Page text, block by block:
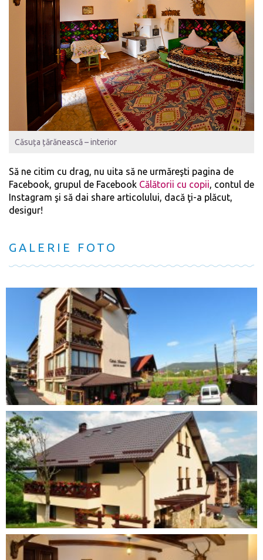
Căsuța țărănească – interior
Să ne citim cu drag, nu uita să ne urmăreşti pagina de
Facebook, grupul de Facebook Călătorii cu copii, contul de
Instagram şi să dai share articolului, dacă ţi-a plăcut,
desigur!
GALERIE FOTO